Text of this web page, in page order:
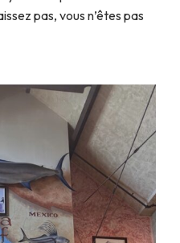
pas, vous n’êtes pas